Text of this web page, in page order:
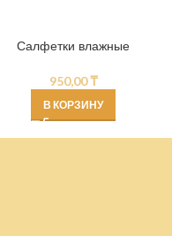
Салфетки влажные
950,00₸
В КОРЗИНУ